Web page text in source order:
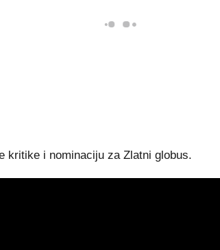
kritike i nominaciju za Zlatni globus.